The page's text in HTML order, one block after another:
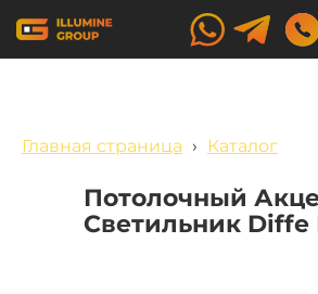
Главная страница › Каталог
Потолочный
Светильник